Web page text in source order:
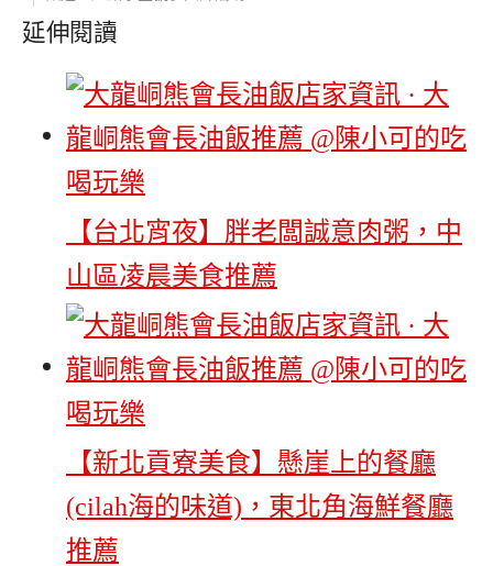
延伸閱讀
【台北宵夜】胖老闆誠意肉粥，中
山區凌晨美食推薦
【新北貢寮美食】懸崖上的餐廳
(cilah海的味道)，東北角海鮮餐廳
推薦